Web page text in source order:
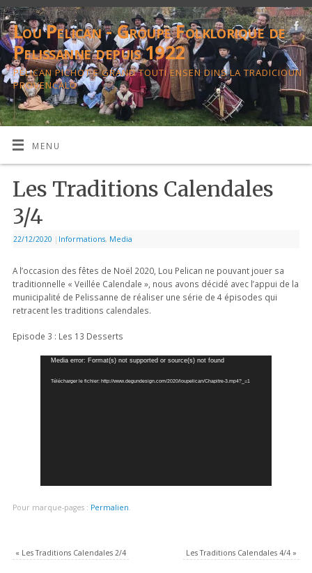
Lou Pelican - Groupe Folklorique de
Pelissanne depuis 1922
PELICAN PICHOT E GRAND TOUTI ENSEN DINS LA TRADICIOUN
PROVENCALO
MENU
Les Traditions Calendales
3/4
22/12/2020 | Informations, Media
A l’occasion des fêtes de Noël 2020, Lou Pelican ne pouvant jouer sa
traditionnelle « Veillée Calendale », nous avons décidé avec l’appui de la
municipalité de Pelissanne de réaliser une série de 4 épisodes qui
retracent les traditions calendales.
Episode 3 : Les 13 Desserts
Lecteur
Media error: Format(s) not supported or source(s) not found
Télécharger le fichier: http://www.degundesign.com/2020/loupelican/Chapitre-3.mp4?_=1
Pour marque-pages : Permalien.
« Les Traditions Calendales 2/4 Les Traditions Calendales 4/4 »